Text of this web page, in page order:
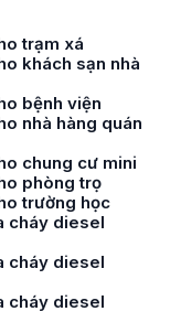
trạm xá
khách sạn nhà
bệnh viện
nhà hàng quán
chung cư mini
phòng trọ
trường học
cháy diesel
cháy diesel
cháy diesel